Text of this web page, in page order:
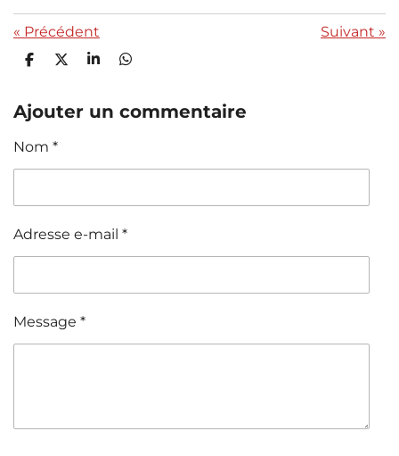
« Précédent Suivant »
P
t
a
e
r
P
t
a
r
P
t
a
r
P
t
a
r
Ajouter un commentaire
Nom *
Adresse e-mail *
Message *